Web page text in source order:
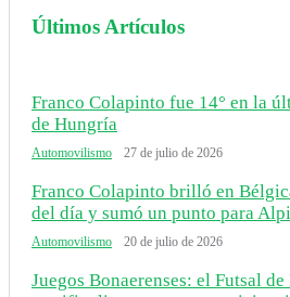
Últimos Artículos
Franco Colapinto fue 14° en la
de Hungría
Automovilismo 27 de julio de 2026
Franco Colapinto brilló en
del día y sumó un punto para
Automovilismo 20 de julio de 2026
Juegos Bonaerenses: el Futsal